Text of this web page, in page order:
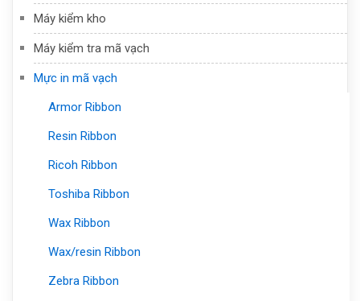
Máy kiểm kho
Máy kiểm tra mã vạch
Mực in mã vạch
Armor Ribbon
Resin Ribbon
Ricoh Ribbon
Toshiba Ribbon
Wax Ribbon
Wax/resin Ribbon
Zebra Ribbon